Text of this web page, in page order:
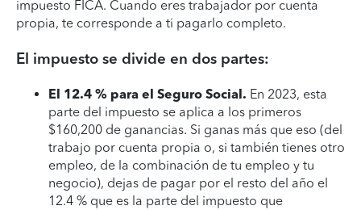
impuesto FICA. Cuando eres trabajador por cuenta
propia, te corresponde a ti pagarlo completo.
El impuesto se divide en dos partes:
El 12.4 % para el Seguro Social. En 2023, esta
parte del impuesto se aplica a los primeros
$160,200 de ganancias. Si ganas más que eso (del
trabajo por cuenta propia o, si también tienes otro
empleo, de la combinación de tu empleo y tu
negocio), dejas de pagar por el resto del año el
12.4 % que es la parte del impuesto que